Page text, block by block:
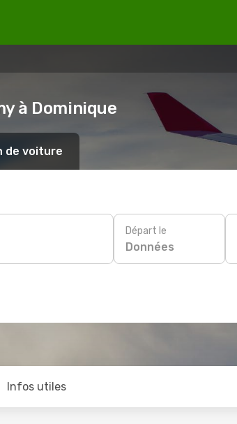
à Dominique
de voiture
Départ le
Données
Infos utiles